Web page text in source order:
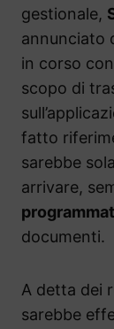
gestionale,
annunciato
in corso
scopo di
fatto
sarebbe
arrivare,
documenti.
A detta dei
sarebbe